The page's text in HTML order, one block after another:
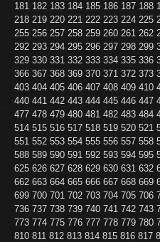
181 182 183 184 185 186 187 188
218 219 220 221 222 223 224 225
255 256 257 258 259 260 261 262
292 293 294 295 296 297 298 299
329 330 331 332 333 334 335 336
366 367 368 369 370 371 372 373
403 404 405 406 407 408 409 410
440 441 442 443 444 445 446 447
477 478 479 480 481 482 483 484
514 515 516 517 518 519 520 521
551 552 553 554 555 556 557 558
588 589 590 591 592 593 594 595
625 626 627 628 629 630 631 632
662 663 664 665 666 667 668 669
699 700 701 702 703 704 705 706
736 737 738 739 740 741 742 743
773 774 775 776 777 778 779 780
810 811 812 813 814 815 816 817